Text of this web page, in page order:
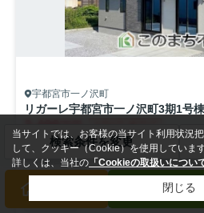
宇都宮市一ノ沢町
リガーレ宇都宮市一ノ沢町3期1号棟
- / 108.51㎡ / 4LDK＋S(納戸) /新築
宇都宮芳賀ライト線「宇都宮駅東口
収納豊富
検索条件を変更
売りたい方
当サイトでは、お客様の当サイト利用状況
して、クッキー（Cookie）を使用していま
詳しくは、当社の 「Cookieの取扱いについ
閉じる